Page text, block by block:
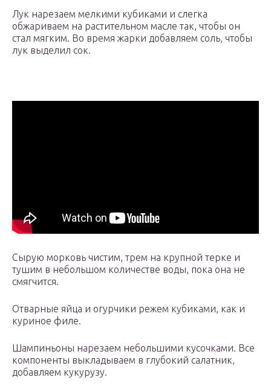
Лук нарезаем мелкими кубиками и слегка
обжариваем на растительном масле так, чтобы он
стал мягким. Во время жарки добавляем соль, чтобы
лук выделил сок.
Сырую морковь чистим, трем на крупной терке и
тушим в небольшом количестве воды, пока она не
смягчится.
Отварные яйца и огурчики режем кубиками, как и
куриное филе.
Шампиньоны нарезаем небольшими кусочками. Все
компоненты выкладываем в глубокий салатник,
добавляем кукурузу.